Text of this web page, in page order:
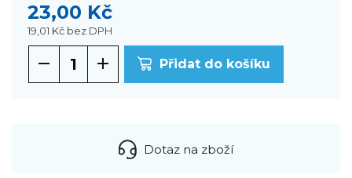
23,00 Kč
19,01 Kč bez DPH
Přidat do košíku
Dotaz na zboží